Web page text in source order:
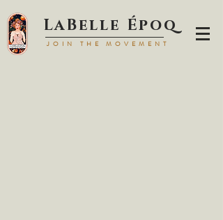
LaBelle Époq
JOIN TH E MOVEMENT